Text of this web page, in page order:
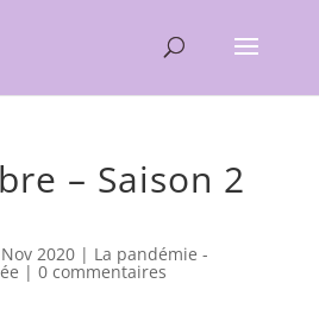
– Saison 2
2020| La pandémie -
| 0 commentaires